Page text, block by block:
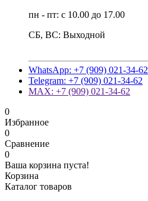
пн - пт: с 10.00 до 17.00
СБ, ВС: Выходной
WhatsApp: +7 (909) 021-34-62
Telegram: +7 (909) 021-34-62
MAX: +7 (909) 021-34-62
0
Избранное
0
Сравнение
0
Ваша корзина пуста!
Корзина
Каталог товаров